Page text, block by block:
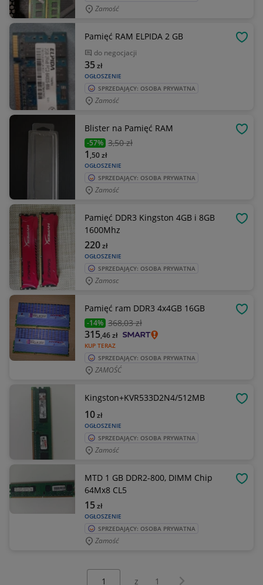
Zamość
Pamięć RAM ELPIDA 2 GB
do negocjacji
OGŁOSZENIE
35zł
SPRZEDAJĄCY: OSOBA PRYWATNA
Zamość
Blister na Pamięć RAM
-57% 3,50 zł
OGŁOSZENIE
1 ,50zł
SPRZEDAJĄCY: OSOBA PRYWATNA
Zamość
Pamięć DDR3 Kingston 4GB i 8GB
1600Mhz
OGŁOSZENIE
220zł
SPRZEDAJĄCY: OSOBA PRYWATNA
Zamosc
Pamięć ram DDR3 4x4GB 16GB
-14% 368,03 zł
KUP TERAZ
315,46zł
SPRZEDAJĄCY: OSOBA PRYWATNA
ZAMOŚĆ
Kingston+KVR533D2N4/512MB
OGŁOSZENIE
10zł
SPRZEDAJĄCY: OSOBA PRYWATNA
Zamość
MTD 1 GB DDR2-800, DIMM Chip
64Mx8 CL5
OGŁOSZENIE
15zł
SPRZEDAJĄCY: OSOBA PRYWATNA
Zamość
z 1 Następna strona